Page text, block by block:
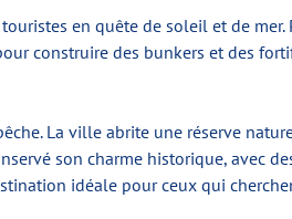
en quête de soleil et de mer.
construire des bunkers et des
La ville abrite une réserve
son charme historique, avec
idéale pour ceux qui